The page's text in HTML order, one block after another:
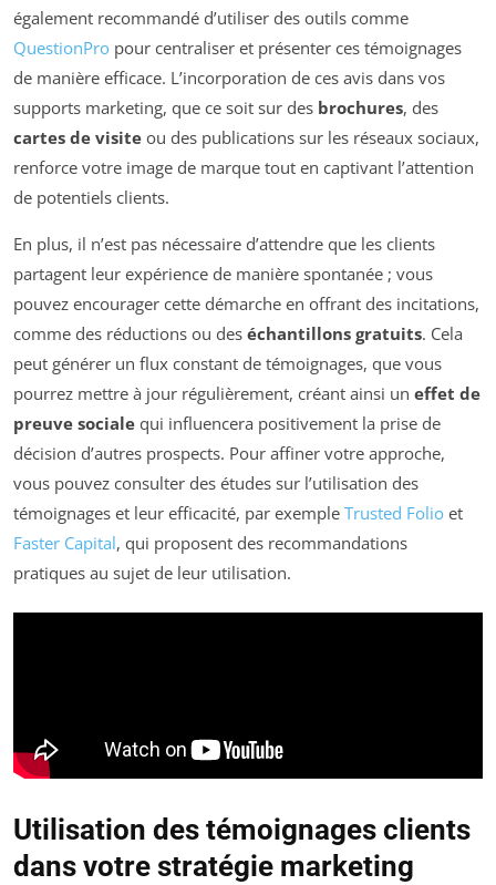
également recommandé d’utiliser des outils comme
QuestionPro pour centraliser et présenter ces témoignages
de manière efficace. L’incorporation de ces avis dans vos
supports marketing, que ce soit sur des brochures, des
cartes de visite ou des publications sur les réseaux sociaux,
renforce votre image de marque tout en captivant l’attention
de potentiels clients.
En plus, il n’est pas nécessaire d’attendre que les clients
partagent leur expérience de manière spontanée ; vous
pouvez encourager cette démarche en offrant des incitations,
comme des réductions ou des échantillons gratuits. Cela
peut générer un flux constant de témoignages, que vous
pourrez mettre à jour régulièrement, créant ainsi un effet de
preuve sociale qui influencera positivement la prise de
décision d’autres prospects. Pour affiner votre approche,
vous pouvez consulter des études sur l’utilisation des
témoignages et leur efficacité, par exemple Trusted Folio et
Faster Capital, qui proposent des recommandations
pratiques au sujet de leur utilisation.
Utilisation des témoignages clients
dans votre stratégie marketing